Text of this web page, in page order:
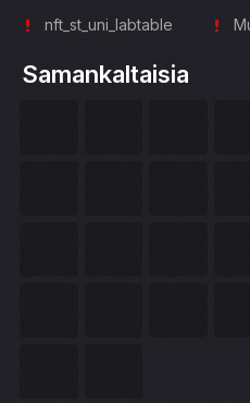
nft_st_uni_labtable
Samankaltaisia